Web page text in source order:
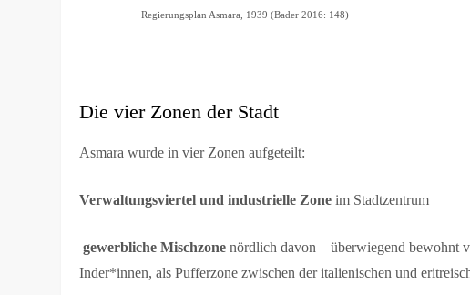
Regierungsplan Asmara, 1939 (Bader 2016: 148)
Die vier Zonen der Stadt
Asmara wurde in vier Zonen aufgeteilt:
Verwaltungsviertel und industrielle Zone im Stadtzentrum
gewerbliche Mischzone nördlich davon – überwiegend bewohnt
Inder*innen, als Pufferzone zwischen der italienischen und